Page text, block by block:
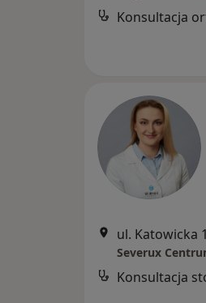
Konsultacja
ul. Katowicka
Severux
Konsultacja